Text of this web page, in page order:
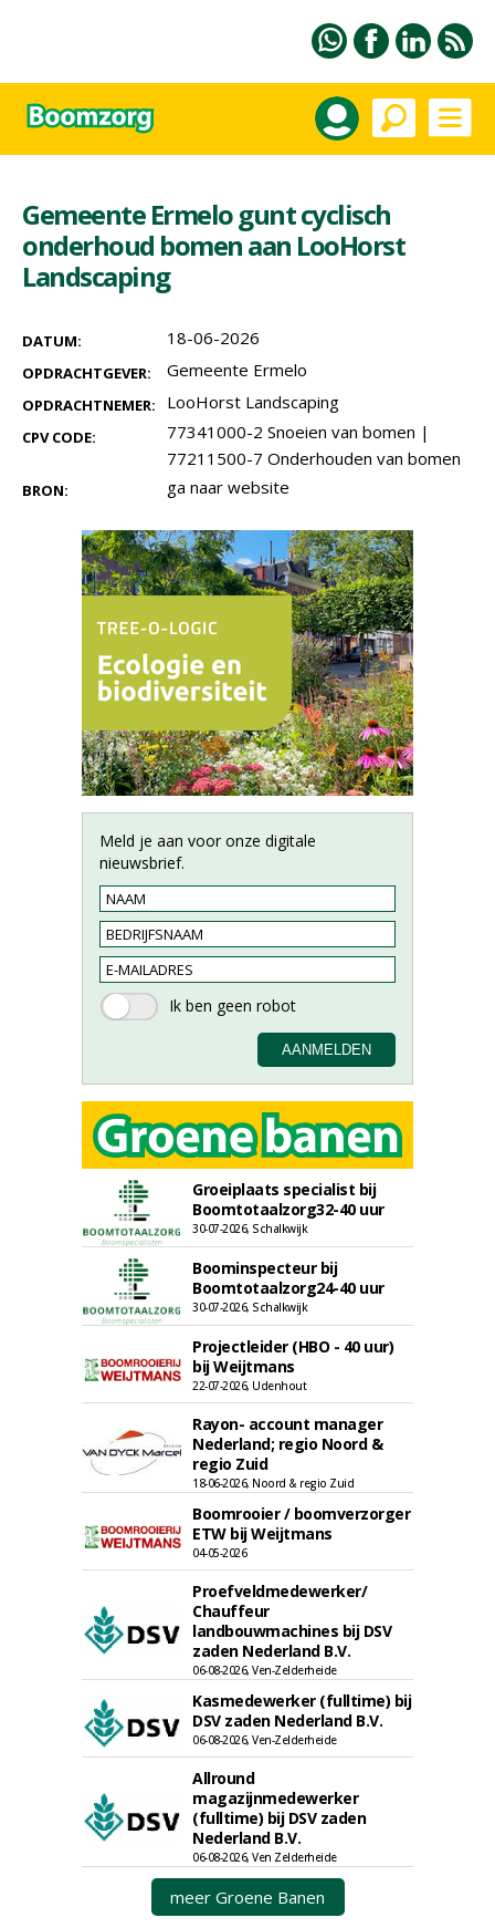
Gemeente Ermelo gunt cyclisch
onderhoud bomen aan LooHorst
Landscaping
DATUM: 18-06-2026
OPDRACHTGEVER: Gemeente Ermelo
OPDRACHTNEMER: LooHorst Landscaping
CPV CODE: 77341000-2 Snoeien van bomen |
77211500-7 Onderhouden van bomen
BRON: ga naar website
Meld je aan voor onze digitale
nieuwsbrief.
Groeiplaats specialist bij
Boomtotaalzorg32-40 uur
30-07-2026, Schalkwijk
Boominspecteur bij
Boomtotaalzorg24-40 uur
30-07-2026, Schalkwijk
Projectleider (HBO - 40 uur)
bij Weijtmans
22-07-2026, Udenhout
Rayon- account manager
Nederland; regio Noord &
regio Zuid
18-06-2026, Noord & regio Zuid
Boomrooier / boomverzorger
ETW bij Weijtmans
04-05-2026
Proefveldmedewerker/
Chauffeur
landbouwmachines bij DSV
zaden Nederland B.V.
06-08-2026, Ven-Zelderheide
Kasmedewerker (fulltime) bij
DSV zaden Nederland B.V.
06-08-2026, Ven-Zelderheide
Allround
magazijnmedewerker
(fulltime) bij DSV zaden
Nederland B.V.
06-08-2026, Ven Zelderheide
meer Groene Banen